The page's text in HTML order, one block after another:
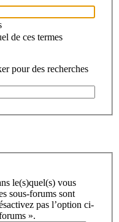
de ces termes
pour des recherches
le(s)quel(s) vous
sous-forums sont
pas l’option ci-
».